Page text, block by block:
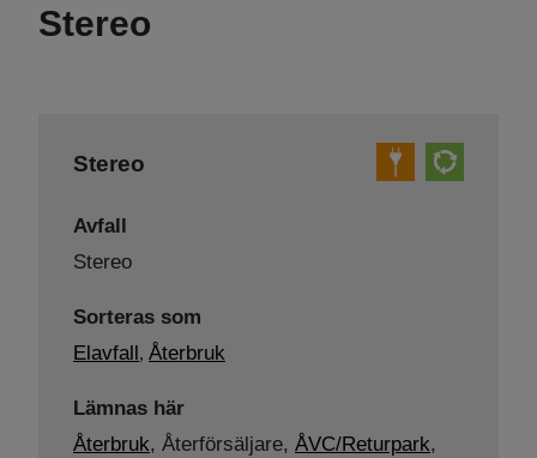
Stereo
Stereo
Avfall
Stereo
Sorteras som
Elavfall, Återbruk
Lämnas här
Återbruk, Återförsäljare, ÅVC/Returpark,